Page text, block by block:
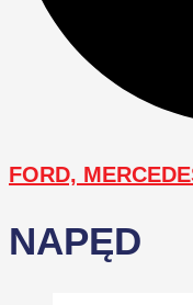
FORD,
NAPĘD